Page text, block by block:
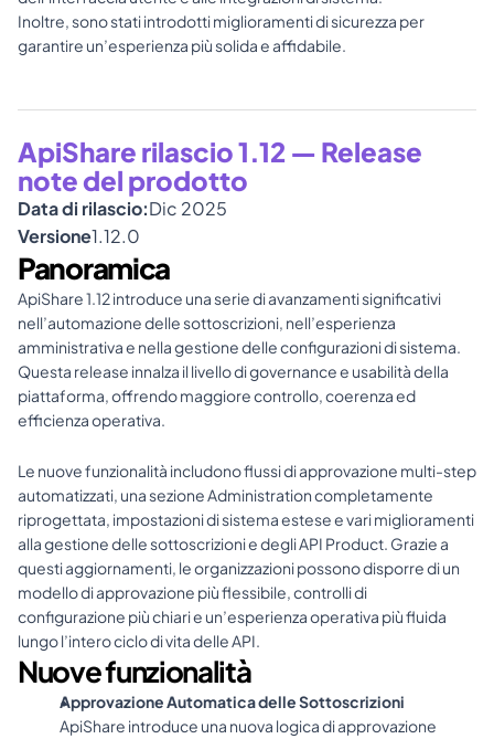
Inoltre, sono stati introdotti miglioramenti di sicurezza per
garantire un’esperienza più solida e affidabile.
ApiShare rilascio 1.12 — Release
note del prodotto
Data di rilascio:Dic 2025
Versione1.12.0
Panoramica
ApiShare 1.12 introduce una serie di avanzamenti significativi
nell’automazione delle sottoscrizioni, nell’esperienza
amministrativa e nella gestione delle configurazioni di sistema.
Questa release innalza il livello di governance e usabilità della
piattaforma, offrendo maggiore controllo, coerenza ed
efficienza operativa.
Le nuove funzionalità includono flussi di approvazione multi-step
automatizzati, una sezione Administration completamente
riprogettata, impostazioni di sistema estese e vari miglioramenti
alla gestione delle sottoscrizioni e degli API Product. Grazie a
questi aggiornamenti, le organizzazioni possono disporre di un
modello di approvazione più flessibile, controlli di
configurazione più chiari e un’esperienza operativa più fluida
lungo l’intero ciclo di vita delle API.
Nuove funzionalità
Approvazione Automatica delle Sottoscrizioni
ApiShare introduce una nuova logica di approvazione